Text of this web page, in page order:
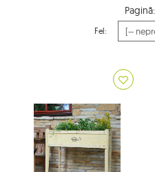
Pagină:
Fel: